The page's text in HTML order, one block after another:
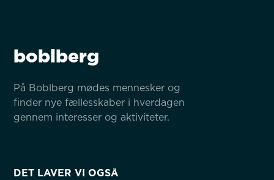
boblberg
På Boblberg mødes mennesker og
finder nye fællesskaber i hverdagen
gennem interesser og aktiviteter.
DET LAVER VI OGSÅ